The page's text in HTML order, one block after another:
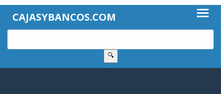
CAJASYBANCOS.COM
🔍